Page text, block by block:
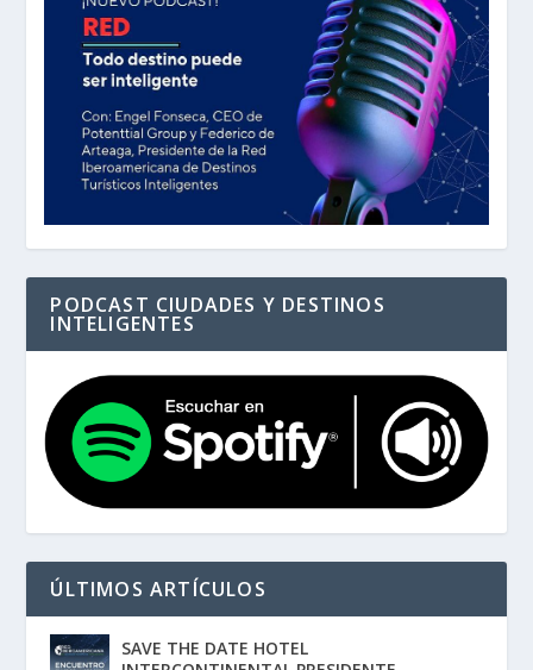
PODCAST CIUDADES Y DESTINOS
INTELIGENTES
ÚLTIMOS ARTÍCULOS
SAVE THE DATE HOTEL